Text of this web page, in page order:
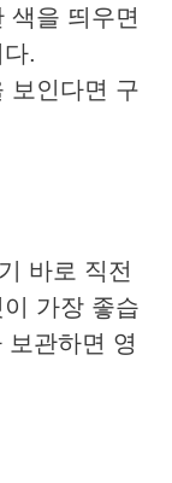
색을 띄우면
.
보인다면 구
바로 직전
가장 좋습
관하면 영